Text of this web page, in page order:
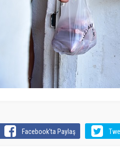
Facebook'ta Paylaş